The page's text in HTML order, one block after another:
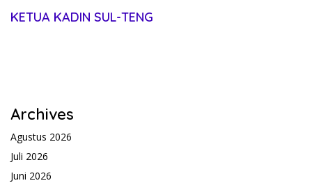
KETUA KADIN SUL-TENG
Archives
Agustus 2026
Juli 2026
Juni 2026